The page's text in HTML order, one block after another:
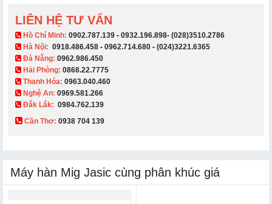
LIÊN HỆ TƯ VẤN
​ Hồ Chí Minh: 0902.787.139 - 0932.196.898- (028)3510.2786
Hà Nội: 0918.486.458 - 0962.714.680 - (024)3221.6365
Đà Nẵng: 0962.986.450
Hải Phòng: 0868.22.7775
Thanh Hóa: 0963.040.460
Nghệ An: 0969.581.266
Đắk Lắk: 0984.762.139
Cần Thơ: 0938 704 139​
Máy hàn Mig Jasic cùng phân khúc giá